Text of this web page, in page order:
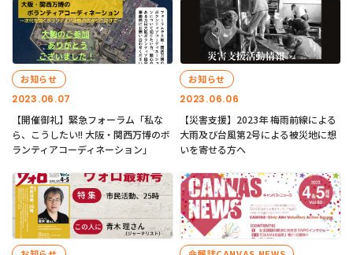
2023.06.07
お知らせ
【開催御礼】緊急フォーラム「私な
ら、こうしたい!! 大阪・関西万博のボ
ランティアコーディネーション」
2023.06.06
お知らせ
【災害支援】2023年 梅雨前線による
大雨及び台風第2号による被災地に想
いを寄せる方へ